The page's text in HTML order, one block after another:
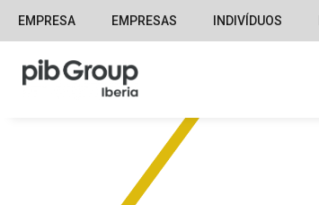
EMPRESA EMPRESAS INDIVÍDUOS